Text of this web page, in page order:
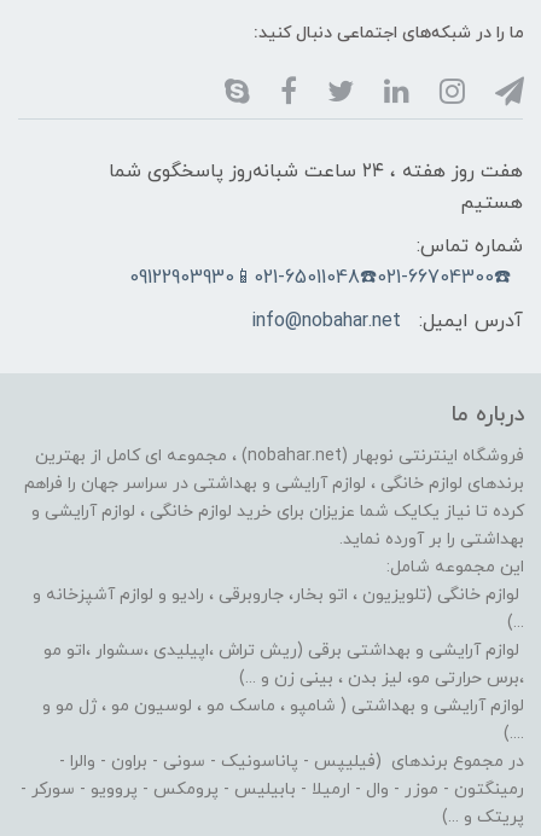
ما را در شبکه‌های اجتماعی دنبال کنید:
هفت روز هفته ، ۲۴ ساعت شبانه‌روز پاسخگوی شما
هستیم
شماره تماس:
☎️021-66704300☎️021-65011048📱09122903930
آدرس ایمیل:
info@nobahar.net
درباره ما
فروشگاه اینترنتی نوبهار (nobahar.net) ، مجموعه ای کامل از بهترین
برندهای لوازم خانگی ، لوازم آرایشی و بهداشتی در سراسر جهان را فراهم
کرده تا نیاز یکایک شما عزیزان برای خرید لوازم خانگی ، لوازم آرایشی و
بهداشتی را بر آورده نماید.
این مجموعه شامل:
لوازم خانگی (تلویزیون ، اتو بخار، جاروبرقی ، رادیو و لوازم آشپزخانه و
...)
لوازم آرایشی و بهداشتی برقی (ریش تراش ،اپیلیدی ،سشوار ،اتو مو
،برس حرارتی مو، لیز بدن ، بینی زن و ...)
لوازم آرایشی و بهداشتی ( شامپو ، ماسک مو ، لوسیون مو ، ژل مو و
....)
در مجموع برندهای (فیلیپس - پاناسونیک - سونی - براون - والرا -
رمینگتون - موزر - وال - ارمیلا - بابیلیس - پرومکس - پروویو - سورکر -
پریتک و ...)